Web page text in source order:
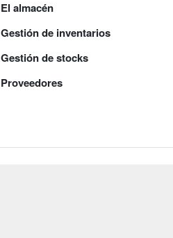
El almacén
Gestión de inventarios
Gestión de stocks
Proveedores